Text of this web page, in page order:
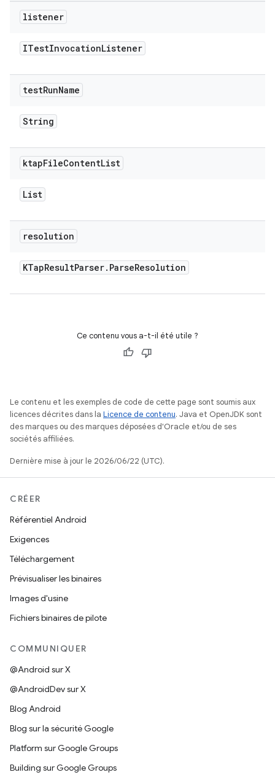
listener
ITestInvocationListener
testRunName
String
ktapFileContentList
List
resolution
KTapResultParser. ParseResolution
Ce contenu vous a-t-il été utile ?
Le contenu et les exemples de code de cette page sont soumis aux
licences décrites dans la Licence de contenu. Java et OpenJDK sont
des marques ou des marques déposées d'Oracle et/ou de ses
sociétés affiliées.
Dernière mise à jour le 2026/06/22 (UTC).
CRÉER
Référentiel Android
Exigences
Téléchargement
Prévisualiser les binaires
Images d'usine
Fichiers binaires de pilote
COMMUNIQUER
@Android sur X
@AndroidDev sur X
Blog Android
Blog sur la sécurité Google
Platform sur Google Groups
Building sur Google Groups